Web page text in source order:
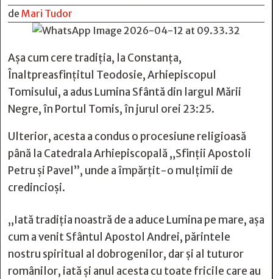
de Mari Tudor
Așa cum cere tradiția, la Constanța,
Înaltpreasfințitul Teodosie, Arhiepiscopul
Tomisului, a adus Lumina Sfântă din largul Mării
Negre, în Portul Tomis, în jurul orei 23:25.
Ulterior, acesta a condus o procesiune religioasă
până la Catedrala Arhiepiscopală „Sfinții Apostoli
Petru și Pavel”, unde a împărțit-o mulțimii de
credincioși.
„Iată tradiţia noastră de a aduce Lumina pe mare, aşa
cum a venit Sfântul Apostol Andrei, părintele
nostru spiritual al dobrogenilor, dar şi al tuturor
românilor, iată şi anul acesta cu toate fricile care au